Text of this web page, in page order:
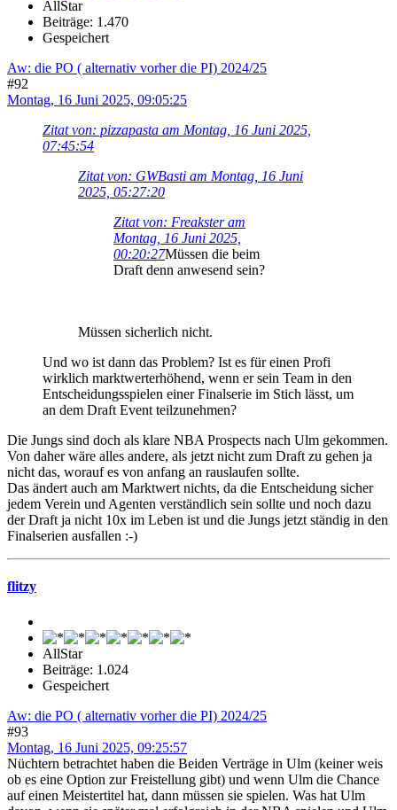
AllStar
Beiträge: 1.470
Gespeichert
Aw: die PO ( alternativ vorher die PI) 2024/25
#92
Montag, 16 Juni 2025, 09:05:25
Zitat von: pizzapasta am Montag, 16 Juni 2025,
07:45:54
Zitat von: GWBasti am Montag, 16 Juni
2025, 05:27:20
Zitat von: Freakster am
Montag, 16 Juni 2025,
00:20:27Müssen die beim
Draft denn anwesend sein?
Müssen sicherlich nicht.
Und wo ist dann das Problem? Ist es für einen Profi
wirklich marktwerterhöhend, wenn er sein Team in den
Entscheidungsspielen einer Finalserie im Stich lässt, um
an dem Draft Event teilzunehmen?
Die Jungs sind doch als klare NBA Prospects nach Ulm gekommen.
Von daher wäre alles andere, als jetzt nicht zum Draft zu gehen ja
nicht das, worauf es von anfang an rauslaufen sollte.
Das ändert auch am Marktwert nichts, da die Entscheidung sicher
jedem Verein und Agenten verständlich sein sollte und noch dazu
der Draft ja nicht 10x im Leben ist und die Jungs jetzt ständig in den
Finalserien ausfallen :-)
flitzy
AllStar
Beiträge: 1.024
Gespeichert
Aw: die PO ( alternativ vorher die PI) 2024/25
#93
Montag, 16 Juni 2025, 09:25:57
Nüchtern betrachtet haben die Beiden Verträge in Ulm (keiner weis
ob es eine Option zur Freistellung gibt) und wenn Ulm die Chance
auf einen Meistertitel hat, dann müssen sie spielen. Was hat Ulm